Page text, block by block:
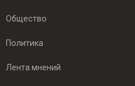
Общество
Политика
Лента мнений